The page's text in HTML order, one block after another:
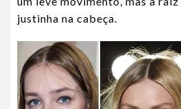
justinha na cabeça.